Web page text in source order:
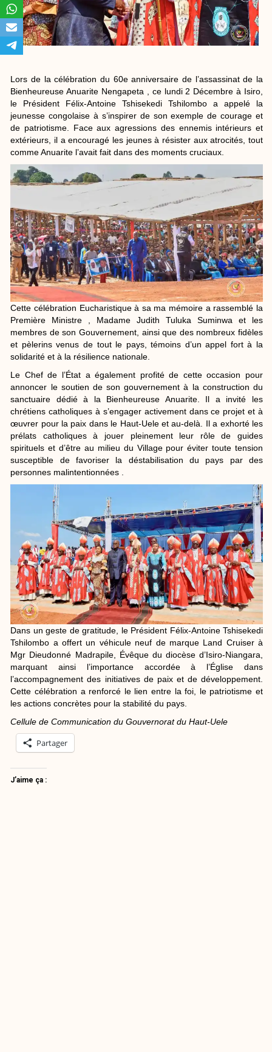
Lors de la célébration du 60e anniversaire de l’assassinat de la
Bienheureuse Anuarite Nengapeta , ce lundi 2 Décembre à Isiro,
le Président Félix-Antoine Tshisekedi Tshilombo a appelé la
jeunesse congolaise à s’inspirer de son exemple de courage et
de patriotisme. Face aux agressions des ennemis intérieurs et
extérieurs, il a encouragé les jeunes à résister aux atrocités, tout
comme Anuarite l’avait fait dans des moments cruciaux.
Cette célébration Eucharistique à sa ma mémoire a rassemblé la
Première Ministre , Madame Judith Tuluka Suminwa et les
membres de son Gouvernement, ainsi que des nombreux fidèles
et pèlerins venus de tout le pays, témoins d’un appel fort à la
solidarité et à la résilience nationale.
Le Chef de l’État a également profité de cette occasion pour
annoncer le soutien de son gouvernement à la construction du
sanctuaire dédié à la Bienheureuse Anuarite. Il a invité les
chrétiens catholiques à s’engager activement dans ce projet et à
œuvrer pour la paix dans le Haut-Uele et au-delà. Il a exhorté les
prélats catholiques à jouer pleinement leur rôle de guides
spirituels et d’être au milieu du Village pour éviter toute tension
susceptible de favoriser la déstabilisation du pays par des
personnes malintentionnées .
Dans un geste de gratitude, le Président Félix-Antoine Tshisekedi
Tshilombo a offert un véhicule neuf de marque Land Cruiser à
Mgr Dieudonné Madrapile, Évêque du diocèse d’Isiro-Niangara,
marquant ainsi l’importance accordée à l’Église dans
l’accompagnement des initiatives de paix et de développement.
Cette célébration a renforcé le lien entre la foi, le patriotisme et
les actions concrètes pour la stabilité du pays.
Cellule de Communication du Gouvernorat du Haut-Uele
Partager
J’aime ça :